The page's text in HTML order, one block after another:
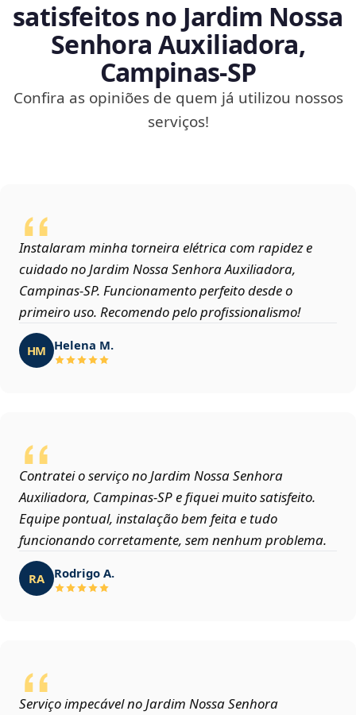
satisfeitos no Jardim Nossa
Senhora Auxiliadora,
Campinas‑SP
Confira as opiniões de quem já utilizou nossos
serviços!
Instalaram minha torneira elétrica com rapidez e
cuidado no Jardim Nossa Senhora Auxiliadora,
Campinas‑SP. Funcionamento perfeito desde o
primeiro uso. Recomendo pelo profissionalismo!
HM Helena M.
Contratei o serviço no Jardim Nossa Senhora
Auxiliadora, Campinas‑SP e fiquei muito satisfeito.
Equipe pontual, instalação bem feita e tudo
funcionando corretamente, sem nenhum problema.
RA Rodrigo A.
Serviço impecável no Jardim Nossa Senhora